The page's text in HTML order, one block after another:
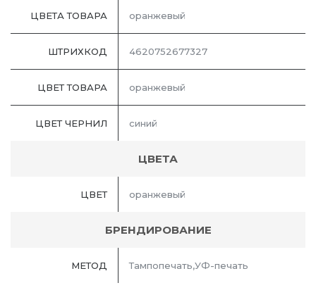
ЦВЕТА ТОВАРА оранжевый
ШТРИХКОД 4620752677327
ЦВЕТ ТОВАРА оранжевый
ЦВЕТ ЧЕРНИЛ синий
ЦВЕТА
ЦВЕТ оранжевый
БРЕНДИРОВАНИЕ
МЕТОД Тампопечать,УФ-печать